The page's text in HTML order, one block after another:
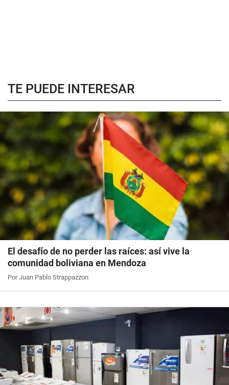
TE PUEDE INTERESAR
El desafío de no perder las raíces: así vive la
comunidad boliviana en Mendoza
Por Juan Pablo Strappazzon